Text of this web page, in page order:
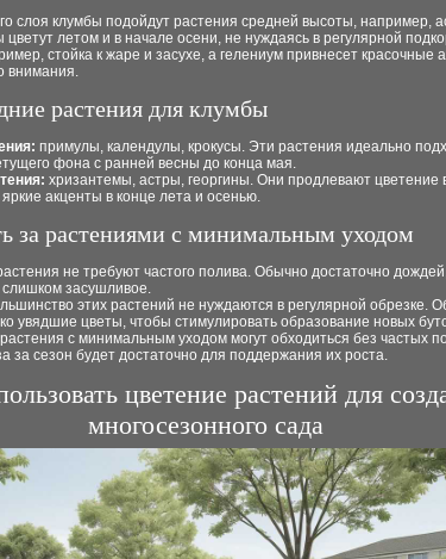
слоя клумбы подойдут растения средней высоты, например,
летом и в начале осени, не нуждаясь в регулярной
стойка к жаре и засухе, а гелениум привнесет красочные
внимания.
растения для клумбы
примулы, календулы, крокусы. Эти растения идеально
фона с ранней весны до конца мая.
хризантемы, астры, георгины. Они продлевают цветение
акценты в конце лета и осенью.
за растениями с минимальным уходом
не требуют частого полива. Обычно достаточно
засушливое.
этих растений не нуждаются в регулярной обрезке.
увядшие цветы, чтобы стимулировать образование новых
с минимальным уходом могут обходиться без частых
за сезон будет достаточно для поддержания их роста.
цветение растений для
многосезонного сада